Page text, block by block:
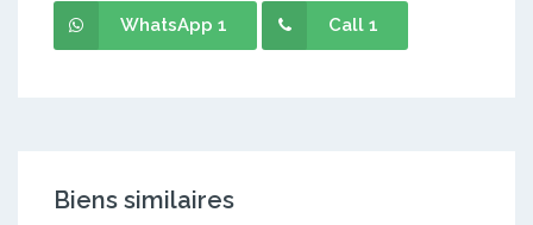
WhatsApp 1 Call 1
Biens similaires